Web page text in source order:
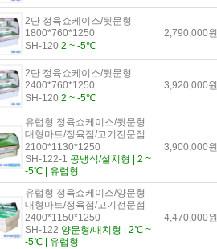
2단 정육쇼케이스/뒷문형
1800*760*1250
SH-120 2 ~ -5℃
2,790,000원
2단 정육쇼케이스/뒷문형
2400*760*1250
SH-120 2 ~ -5℃
3,920,000원
유럽형 정육쇼케이스/뒷문형
대형마트/정육점/고기전문점
2100*1130*1250
SH-122-1 공냉식/설치형 | 2 ~
-5℃ | 유럽형
3,900,000원
유럽형 정육쇼케이스/양문형
대형마트/정육점/고기전문점
2400*1150*1250
SH-122 양문형/내치형 | 2℃ ~
-5℃ | 유럽형
4,470,000원